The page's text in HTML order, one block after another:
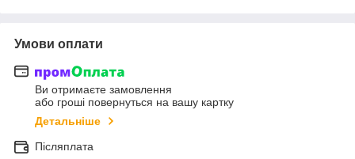
Умови оплати
Ви отримаєте замовлення
або гроші повернуться на вашу картку
Детальніше
Післяплата